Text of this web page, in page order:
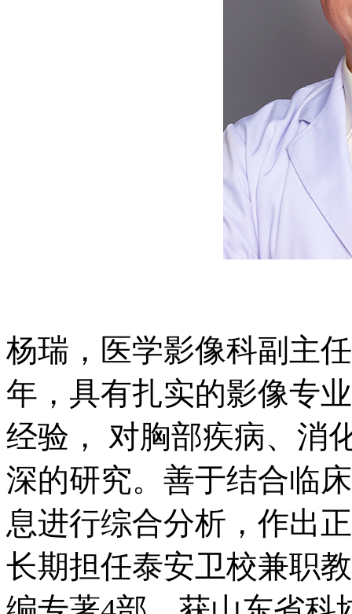
杨瑞，医学影像科副主
年，具有扎实的影像专
经验， 对胸部疾病、消
深的研究。善于结合临
息进行综合分析，作出
长期担任泰安卫校兼职